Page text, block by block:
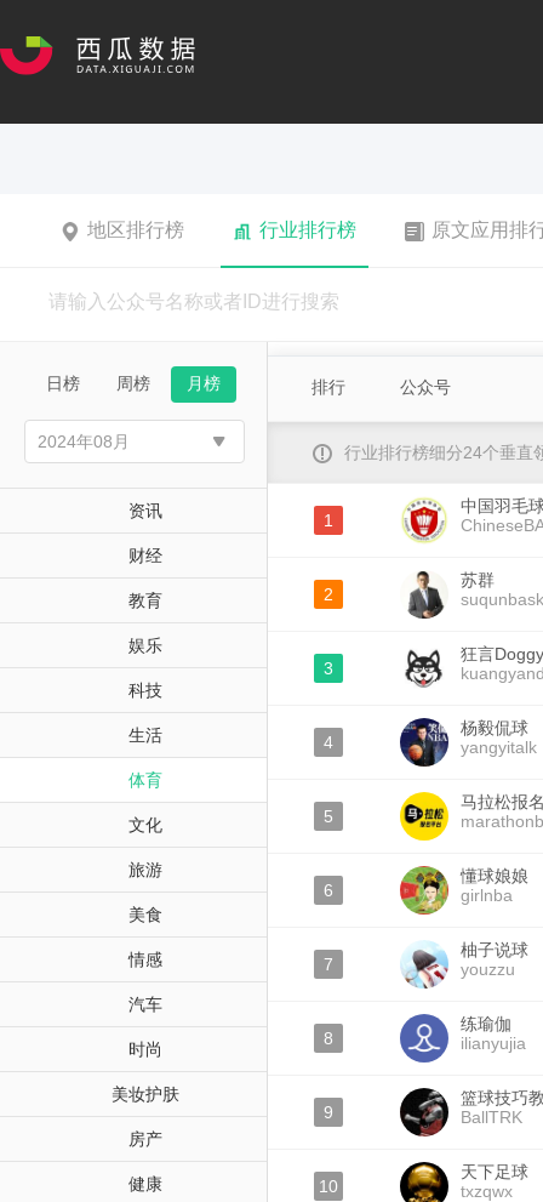
地区排行榜 行业排行榜 原文应用排
日榜 周榜 月榜
资讯
财经
教育
娱乐
科技
生活
体育
文化
旅游
美食
情感
汽车
时尚
美妆护肤
房产
健康
排行 公众号
行业排行榜细分24个垂直
1
中国羽毛
2
苏群
3
狂言Doggy
4
杨毅侃球
yangyitalk
5
马拉松报
6
懂球娘娘
girlnba
7
柚子说球
youzzu
8
练瑜伽
ilianyujia
9
篮球技巧
BallTRK
10
天下足球
txzqwx